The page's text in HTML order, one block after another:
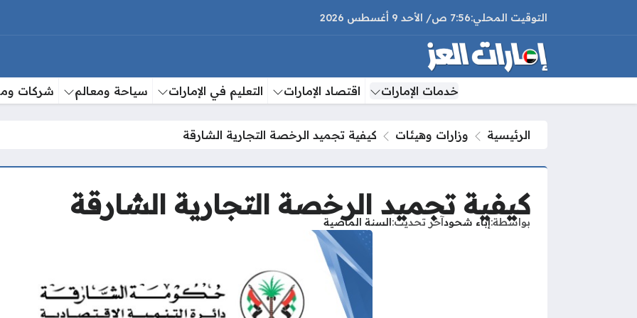
7:56 ص الأحد 9 أغسطس 2026
خدمات الإمارات اقتصاد الإمارات التعليم في الإمارات سياحة ومعالم شركات
الرئيسية وزارات وهيئات كيفية تجميد الرخصة التجارية الشارقة
كيفية تجميد الرخصة التجارية الشارقة
بواسطةإباء شحودآخر تحديث السنة الماضية